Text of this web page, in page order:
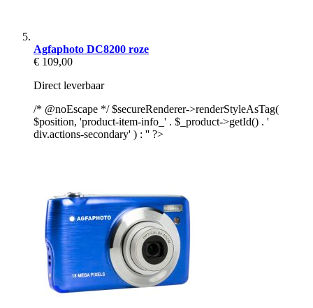
Agfaphoto DC8200 roze
€ 109,00
Direct leverbaar
/* @noEscape */ $secureRenderer->renderStyleAsTag(
$position, 'product-item-info_' . $_product->getId() . '
div.actions-secondary' ) : '' ?>